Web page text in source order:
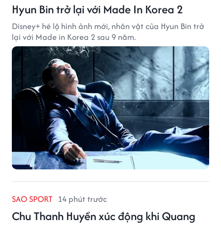
Hyun Bin trở lại với Made In Korea 2
Disney+ hé lộ hình ảnh mới, nhân vật của Hyun Bin trở
lại với Made in Korea 2 sau 9 năm.
SAO SPORT 14 phút trước
Chu Thanh Huyền xúc động khi Quang